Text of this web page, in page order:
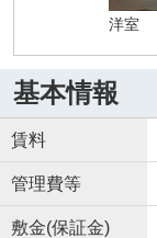
洋室
基本情報
賃料
管理費等
敷金(保証金)